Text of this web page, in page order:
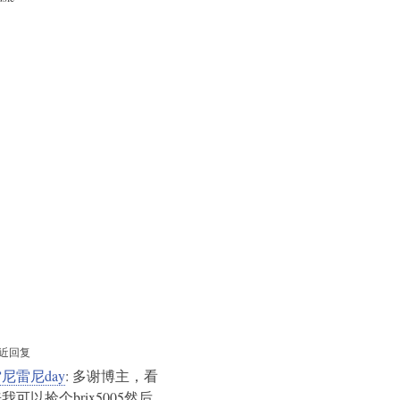
回复
雷尼day: 多谢博主，看